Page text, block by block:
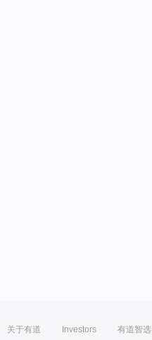
关于有道 Investors 有道智选